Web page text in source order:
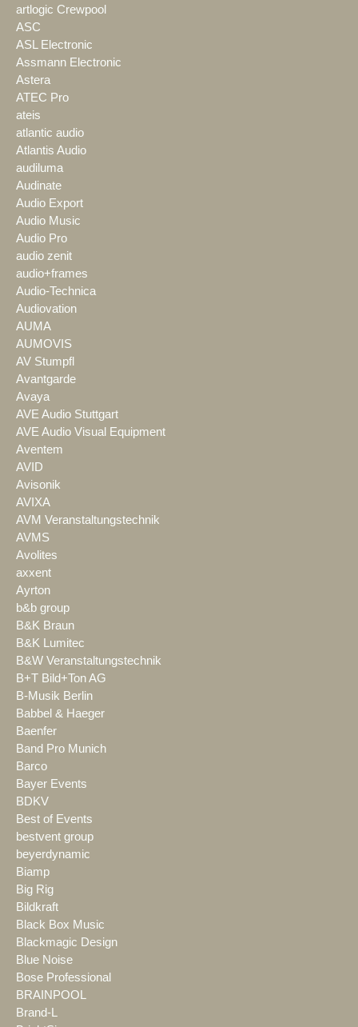
artlogic Crewpool
ASC
ASL Electronic
Assmann Electronic
Astera
ATEC Pro
ateis
atlantic audio
Atlantis Audio
audiluma
Audinate
Audio Export
Audio Music
Audio Pro
audio zenit
audio+frames
Audio-Technica
Audiovation
AUMA
AUMOVIS
AV Stumpfl
Avantgarde
Avaya
AVE Audio Stuttgart
AVE Audio Visual Equipment
Aventem
AVID
Avisonik
AVIXA
AVM Veranstaltungstechnik
AVMS
Avolites
axxent
Ayrton
b&b group
B&K Braun
B&K Lumitec
B&W Veranstaltungstechnik
B+T Bild+Ton AG
B-Musik Berlin
Babbel & Haeger
Baenfer
Band Pro Munich
Barco
Bayer Events
BDKV
Best of Events
bestvent group
beyerdynamic
Biamp
Big Rig
Bildkraft
Black Box Music
Blackmagic Design
Blue Noise
Bose Professional
BRAINPOOL
Brand-L